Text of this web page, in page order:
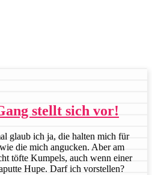
stellt sich vor!
glaub ich ja, die halten mich für
die mich angucken. Aber am
töfte Kumpels, auch wenn einer
Hupe. Darf ich vorstellen?